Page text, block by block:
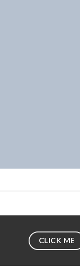
CLICK ME